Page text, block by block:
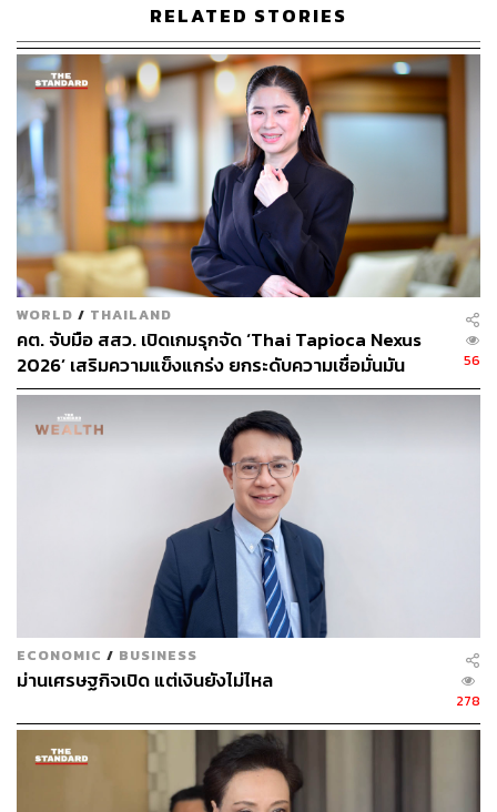
นันทพงษ์คาดว่า จะกลับมาเป็นบวกอย่างมี ‘นัยสำคัญ’ และ
น่าจะเป็นช่วงเงินเฟ้อสูงสุดของปี โดยตั้งแต่เดือนเมษายนอาจ
เห็นตัวเลขอัตราเงินเฟ้อขึ้นไปแตะระดับเกิน 2%
โดยปัจจัยสนับสนุนสำคัญที่ผลักดันระดับราคาให้ปรับสูงขึ้น
ในไตรมาสที่ 2 ได้แก่
{{LISTSTART}}ราคาน้ำมันขายปลีกในประเทศปรับตัวสูง
ขึ้น{{LISTITEM}}ราคาสินค้าเกษตรบางรายการมีแนวโน้ม
เพิ่มขึ้น โดยเฉพาะผักสดและไข่ไก่ ซึ่งได้รับผลกระทบจาก
สภาพอากาศร้อน ส่งผลให้ผลผลิตลดลงในบางช่วง
{{LISTITEM}}ราคาเนื้อสัตว์ปรับสูงขึ้น ทั้งเนื้อสุกรและเนื้อไก่
จากต้นทุนอาหารสัตว์และต้นทุนการขนส่งที่เพิ่ม
ขึ้น{{LISTITEM}}ค่าโดยสารทางอากาศปรับเพิ่มขึ้นอย่างมีนัย
สำคัญ ทั้งเส้นทางภายในประเทศและระหว่างประเทศ จากผล
ของราคาน้ำมันเชื้อเพลิงที่สูงขึ้น ประกอบกับจำนวนเที่ยวบิน
ระหว่างประเทศที่ยังไม่กลับสู่ระดับปกติ {{LISTITEM}}แรง
กดดันด้านต้นทุนของผู้ประกอบการ โดยผู้ประกอบการราย
ใหญ่เริ่มส่งสัญญาณปรับราคาสินค้าอุปโภคบริโภค เพื่อ
สะท้อนต้นทุนวัตถุดิบและค่าขนส่งที่เพิ่มขึ้น{{LISTEND}}
อย่างไรก็ตาม อาจยังมีปัจจัยกดดันให้อัตราเงินเฟ้อทั่วไปลด
ลงอยู่บ้าง ในไตรมาสที่ 2 ได้แก่ (1) ภาครัฐดำเนินมาตรการ
ช่วยเหลือลดภาระค่าครองชีพอย่างต่อเนื่อง โดยเฉพาะค่า
กระแสไฟฟ้า (2) ราคาผลไม้สดที่สำคัญในประเทศยังฟื้นตัว
อย่างช้าๆ
ราคาน้ำมันพุ่งมีผลต่ออัตราเงินเฟ้ออย่างไร
RELATED STORIES
WORLD / THAILAND
คต. จับมือ สสว. เปิดเกมรุกจัด ‘Thai Tapioca Nexus
2026’ เสริมความแข็งแกร่ง ยกระดับความเชื่อมั่นมัน
สำปะหลังไทยในตลาดโลก
56
ECONOMIC / BUSINESS
ม่านเศรษฐกิจเปิด แต่เงินยังไม่ไหล
278